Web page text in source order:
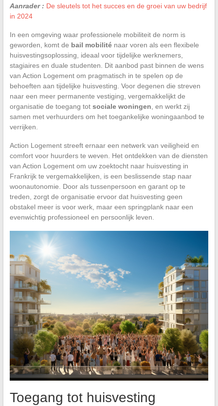
Aanrader : De sleutels tot het succes en de groei van uw bedrijf
in 2024
In een omgeving waar professionele mobiliteit de norm is
geworden, komt de bail mobiliténaar voren als een flexibele
huisvestingsoplossing, ideaal voor tijdelijke werknemers,
stagiaires en duale studenten. Dit aanbod past binnen de wens
van Action Logement om pragmatisch in te spelen op de
behoeften aan tijdelijke huisvesting. Voor degenen die streven
naar een meer permanente vestiging, vergemakkelijkt de
organisatie de toegang tot sociale woningen , en werkt zij
samen met verhuurders om het toegankelijke woningaanbod te
verrijken.
Action Logement streeft ernaar een netwerk van veiligheid en
comfort voor huurders te weven. Het ontdekken van de diensten
van Action Logement om uw zoektocht naar huisvesting in
Frankrijk te vergemakkelijken, is een beslissende stap naar
woonautonomie. Door als tussenpersoon en garant op te
treden, zorgt de organisatie ervoor dat huisvesting geen
obstakel meer is voor werk, maar een springplank naar een
evenwichtig professioneel en persoonlijk leven.
Toegang tot huisvesting